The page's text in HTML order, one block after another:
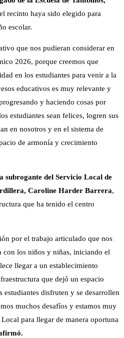
recinto haya sido elegido para
escolar.
que nos pudieran considerar en
2026, porque creemos que
en los estudiantes para venir a la
educativos es muy relevante y
y haciendo cosas por
estudiantes sean felices, logren sus
en nosotros y en el sistema de
de armonía y crecimiento
subrogante del Servicio Local de
Caroline Harder Barrera,
que ha tenido el centro
por el trabajo articulado que nos
con los niños y niñas, iniciando el
llegar a un establecimiento
que dejó un espacio
disfruten y se desarrollen
muchos desafíos y estamos muy
para llegar de manera oportuna